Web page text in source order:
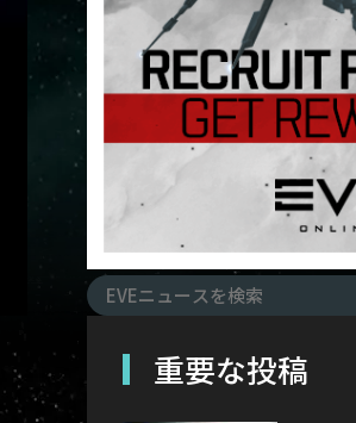
重要な投稿